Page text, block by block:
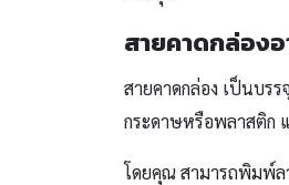
สายคาดกล่องอ
สายคาดกล่อง เป็นบร
กระดาษหรือพลาสติก
โดยคุณ สามารถพิมพ์ล